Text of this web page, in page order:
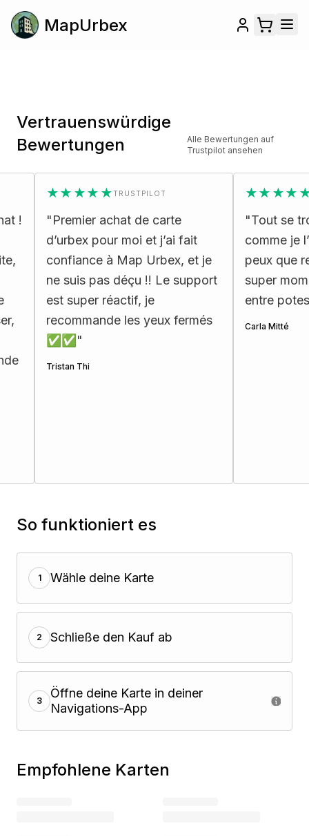
MapUrbex
Vertrauenswürdige
Bewertungen
Alle Bewertungen auf
Trustpilot ansehen
★★★★★TRUSTPILOT
Premier achat de carte
d’urbex pour moi et j’ai fait
confiance à Map Urbex, et je
ne suis pas déçu !! Le support
est super réactif, je
recommande les yeux fermés
✅✅ "
Tristan Thi
★★★★★
Tout se
comme je
peux que
super
entre potes"
Carla Mitté
So funktioniert es
1 Wähle deine Karte
2 Schließe den Kauf ab
3
Öffne deine Karte in deiner
Navigations-App
Empfohlene Karten